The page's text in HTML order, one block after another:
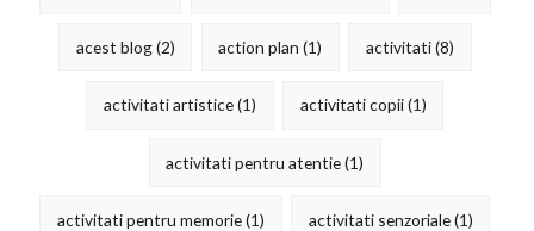
acest blog(2) action plan (1) activitati(8)
activitati artistice(1) activitati copii(1)
activitati pentru atentie(1)
activitati pentru memorie(1) activitati senzoriale(1)